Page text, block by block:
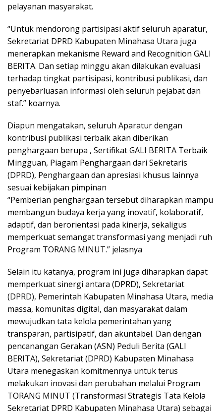
pelayanan masyarakat.
“Untuk mendorong partisipasi aktif seluruh aparatur,
Sekretariat DPRD Kabupaten Minahasa Utara juga
menerapkan mekanisme Reward and Recognition GALI
BERITA. Dan setiap minggu akan dilakukan evaluasi
terhadap tingkat partisipasi, kontribusi publikasi, dan
penyebarluasan informasi oleh seluruh pejabat dan
staf.” koarnya.
Diapun mengatakan, seluruh Aparatur dengan
kontribusi publikasi terbaik akan diberikan
penghargaan berupa , Sertifikat GALI BERITA Terbaik
Mingguan, Piagam Penghargaan dari Sekretaris
(DPRD), Penghargaan dan apresiasi khusus lainnya
sesuai kebijakan pimpinan
“Pemberian penghargaan tersebut diharapkan mampu
membangun budaya kerja yang inovatif, kolaboratif,
adaptif, dan berorientasi pada kinerja, sekaligus
memperkuat semangat transformasi yang menjadi ruh
Program TORANG MINUT.” jelasnya
Selain itu katanya, program ini juga diharapkan dapat
memperkuat sinergi antara (DPRD), Sekretariat
(DPRD), Pemerintah Kabupaten Minahasa Utara, media
massa, komunitas digital, dan masyarakat dalam
mewujudkan tata kelola pemerintahan yang
transparan, partisipatif, dan akuntabel. Dan dengan
pencanangan Gerakan (ASN) Peduli Berita (GALI
BERITA), Sekretariat (DPRD) Kabupaten Minahasa
Utara menegaskan komitmennya untuk terus
melakukan inovasi dan perubahan melalui Program
TORANG MINUT (Transformasi Strategis Tata Kelola
Sekretariat DPRD Kabupaten Minahasa Utara) sebagai